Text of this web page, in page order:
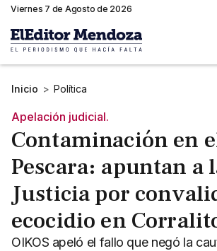
Viernes 7 de Agosto de 2026
Inicio > Política
Apelación judicial.
Contaminación en
Pescara: apuntan a
Justicia por
ecocidio en
OIKOS apeló el fallo que negó la